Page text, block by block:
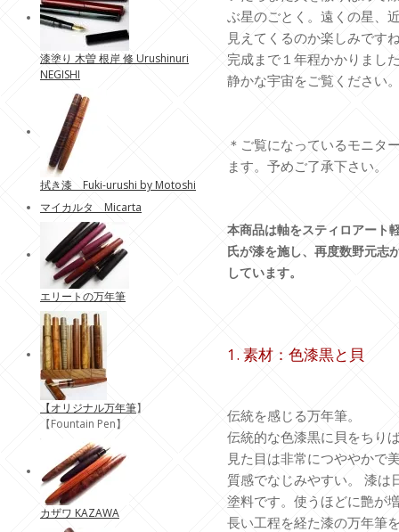
ぶ星のごとく。遠くの星、
見えてくるのか楽しみです
完成まで１年程かかりまし
静かな宇宙をご覧ください
＊ご覧になっているモニタ
ます。予めご了承下さい。
本商品は軸をスティロアート
氏が漆を施し、再度数野元志
しています。
1. 素材：色漆黒と貝
伝統を感じる万年筆。
伝統的な色漆黒に貝をちり
見た目は非常につややかで
質感でなじみやすい。 漆は
塗料です。使うほどに艶
長い工程を経た漆の万年筆
漆塗り 木曽 根岸 修 Urushinuri
NEGISHI
拭き漆 Fuki-urushi by Motoshi
マイカルタ Micarta
エリートの万年筆
【オリジナル万年筆】
【Fountain Pen】
カザワ KAZAWA